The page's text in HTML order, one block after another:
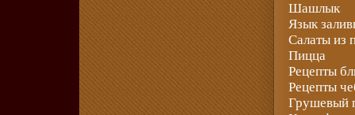
Шашлык
Язык
Салаты из
Пицца
Рецепты
Рецепты
Грушевый